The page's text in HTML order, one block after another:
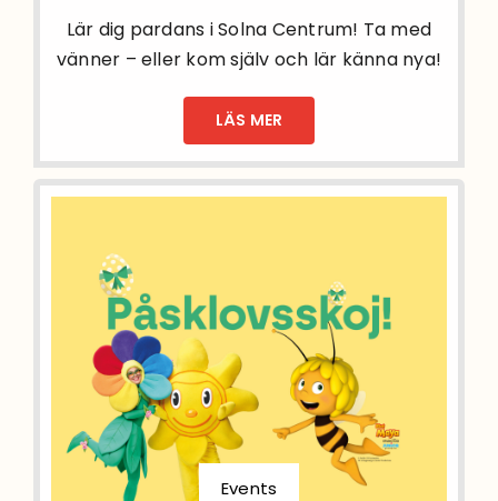
Lär dig pardans i Solna Centrum! Ta med
vänner – eller kom själv och lär känna nya!
LÄS MER
Events